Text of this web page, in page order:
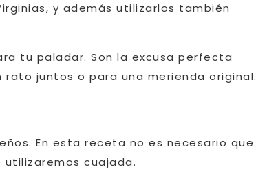
y además utilizarlos también
tu paladar. Son la excusa perfecta
juntos o para una merienda original.
En esta receta no es necesario que
cuajada.